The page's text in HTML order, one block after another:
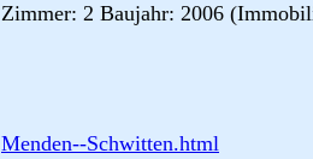
Zimmer: 2 Baujahr: 2006
Menden--Schwitten.html